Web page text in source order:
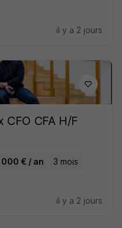
il y a 2 jours
CFA H/F
€ / an 3 mois
il y a 2 jours